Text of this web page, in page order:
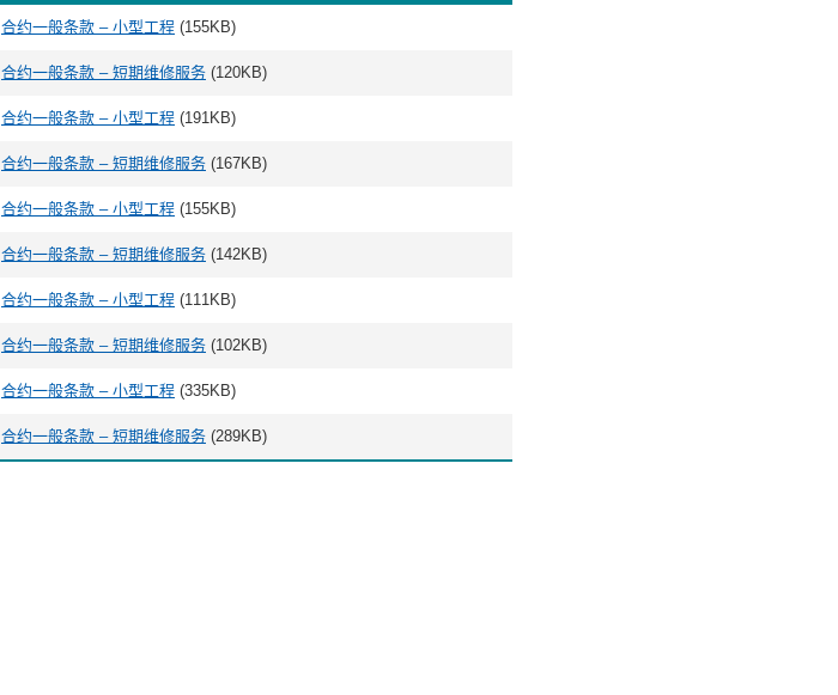
合约一般条款 – 小型工程 (155KB)
合约一般条款 – 短期维修服务 (120KB)
合约一般条款 – 小型工程 (191KB)
合约一般条款 – 短期维修服务 (167KB)
合约一般条款 – 小型工程 (155KB)
合约一般条款 – 短期维修服务 (142KB)
合约一般条款 – 小型工程 (111KB)
合约一般条款 – 短期维修服务 (102KB)
合约一般条款 – 小型工程 (335KB)
合约一般条款 – 短期维修服务 (289KB)